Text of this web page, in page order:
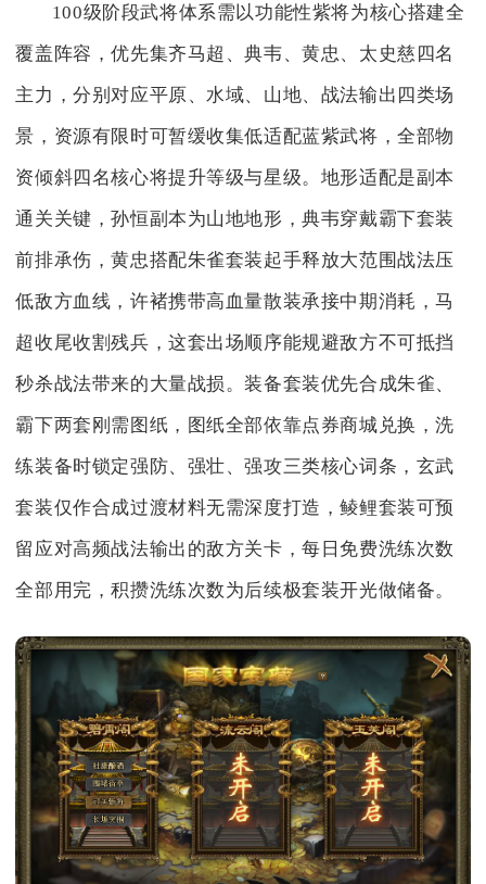
100级阶段武将体系需以功能性紫将为核心搭建全
覆盖阵容，优先集齐马超、典韦、黄忠、太史慈四名
主力，分别对应平原、水域、山地、战法输出四类场
景，资源有限时可暂缓收集低适配蓝紫武将，全部物
资倾斜四名核心将提升等级与星级。地形适配是副本
通关关键，孙恒副本为山地地形，典韦穿戴霸下套装
前排承伤，黄忠搭配朱雀套装起手释放大范围战法压
低敌方血线，许褚携带高血量散装承接中期消耗，马
超收尾收割残兵，这套出场顺序能规避敌方不可抵挡
秒杀战法带来的大量战损。装备套装优先合成朱雀、
霸下两套刚需图纸，图纸全部依靠点券商城兑换，洗
练装备时锁定强防、强壮、强攻三类核心词条，玄武
套装仅作合成过渡材料无需深度打造，鲮鲤套装可预
留应对高频战法输出的敌方关卡，每日免费洗练次数
全部用完，积攒洗练次数为后续极套装开光做储备。